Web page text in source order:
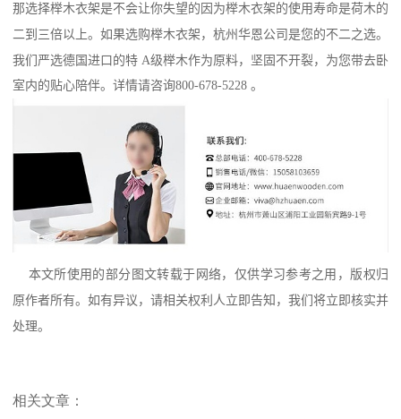
那选择榉木衣架是不会让你失望的因为榉木衣架的使用寿命是荷木的
二到三倍以上。如果选购榉木衣架，杭州华恩公司是您的不二之选。
我们严选德国进口的特 A级榉木作为原料，坚固不开裂，为您带去卧
室内的贴心陪伴。详情请咨询800-678-5228 。
本文所使用的部分图文转载于网络，仅供学习参考之用，版权归
原作者所有。如有异议，请相关权利人立即告知，我们将立即核实并
处理。
相关文章：